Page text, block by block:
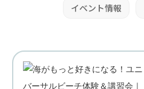
イベント情報